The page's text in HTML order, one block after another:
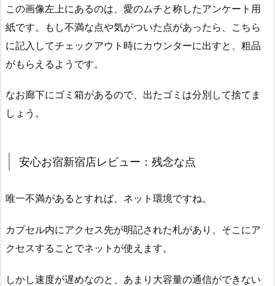
この画像左上にあるのは、愛のムチと称したアンケート用
紙です。もし不満な点や気がついた点があったら、こちら
に記入してチェックアウト時にカウンターに出すと、粗品
がもらえるようです。
なお廊下にゴミ箱があるので、出たゴミは分別して捨てま
しょう。
安心お宿新宿店レビュー：残念な点
唯一不満があるとすれば、ネット環境ですね。
カプセル内にアクセス先が明記された札があり、そこにア
クセスすることでネットが使えます。
しかし速度が遅めなのと、あまり大容量の通信ができない